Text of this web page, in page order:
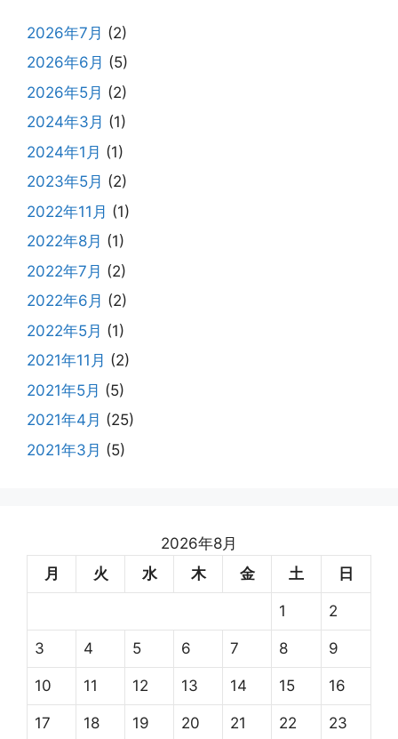
2026年7月 (2)
2026年6月 (5)
2026年5月 (2)
2024年3月 (1)
2024年1月 (1)
2023年5月 (2)
2022年11月 (1)
2022年8月 (1)
2022年7月 (2)
2022年6月 (2)
2022年5月 (1)
2021年11月 (2)
2021年5月 (5)
2021年4月 (25)
2021年3月 (5)
2026年8月
月
火 水 木 金 土 日
1 2
3 4 5 6 7 8 9
10 11 12 13 14 15 16
17 18 19 20 21 22 23